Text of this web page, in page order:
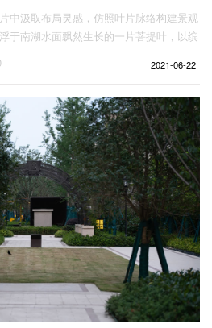
中汲取布局灵感，仿照叶片脉络构建景观
于南湖水面飘然生长的一片菩提叶，以缤
造杭州风雅清丽的城市名片。
2021-06-22